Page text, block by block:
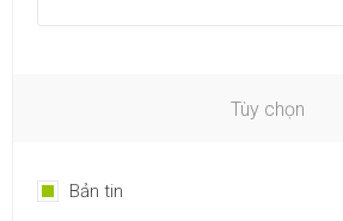
Tùy chọn
Bản tin